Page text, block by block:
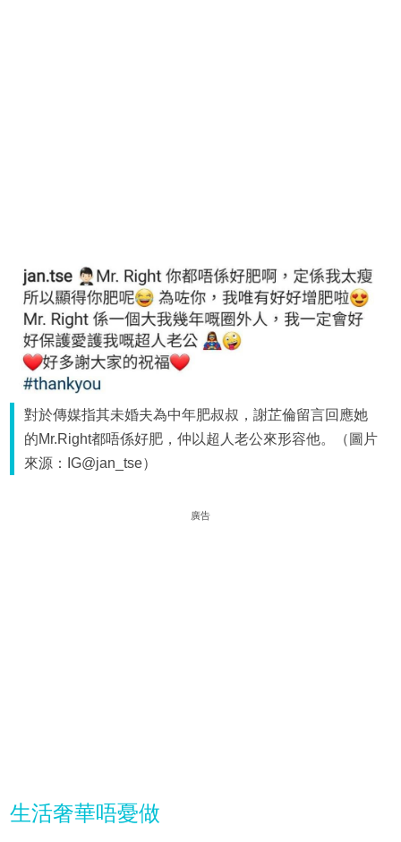
對於傳媒指其未婚夫為中年肥叔叔，謝芷倫留言回應她
的Mr.Right都唔係好肥，仲以超人老公來形容他。（圖片
來源：IG@jan_tse）
廣告
生活奢華唔憂做